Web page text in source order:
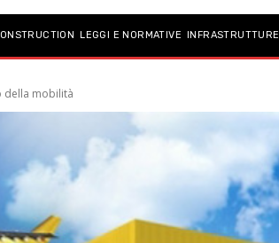
LEGGI E NORMATIVE INFRASTRUTTURE
della mobilità